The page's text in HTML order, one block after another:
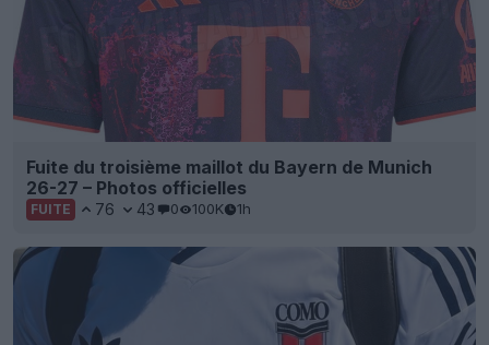
Fuite du troisième maillot du Bayern de Munich
26-27 – Photos officielles
FUITE 76 43 0 100K 1h